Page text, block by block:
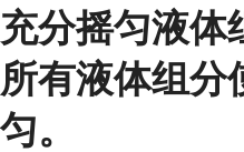
充分摇匀液体
所有液体组分
匀。